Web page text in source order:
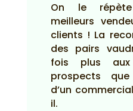
On le
meilleurs
clients ! La
des pairs
fois plus
prospects
d’un
il.